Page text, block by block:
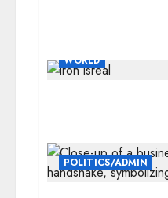
WORLD
POLITICS/ADMIN